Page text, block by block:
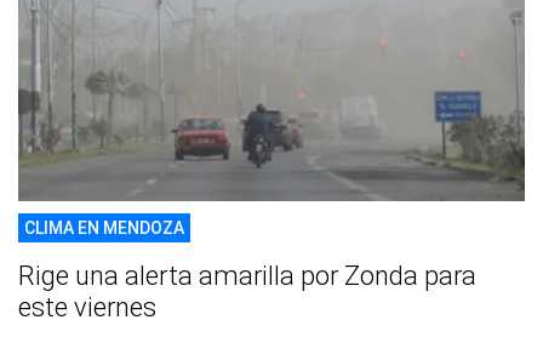
CLIMA EN MENDOZA
Rige una alerta amarilla por Zonda para
este viernes